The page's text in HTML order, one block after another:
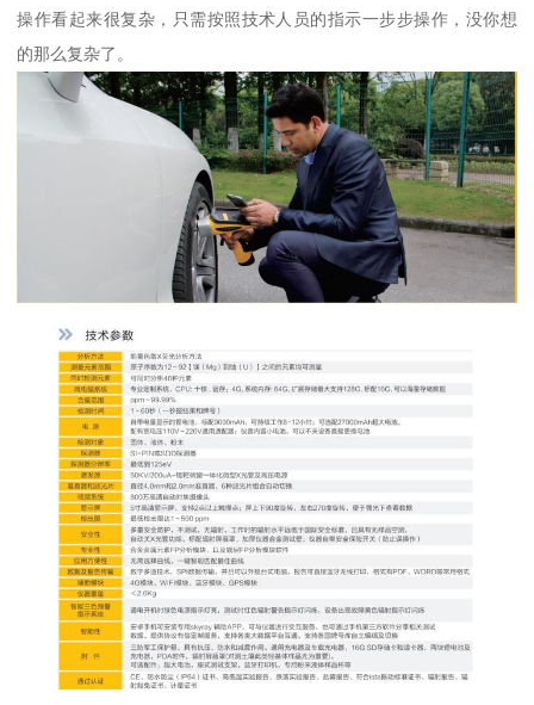
操作看起来很复杂，只需按照技术人员的指示一步步操作，没你想
的那么复杂了。